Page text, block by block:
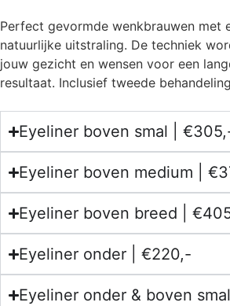
Perfect gevormde wenkbrauwen met
natuurlijke uitstraling. De techniek
jouw gezicht en wensen voor een
resultaat. Inclusief tweede
Eyeliner boven smal |
Eyeliner boven medium |
Eyeliner boven breed |
Eyeliner onder | €220,-
Eyeliner onder & boven